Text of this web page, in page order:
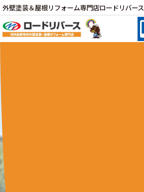
外壁塗装＆屋根リフォーム専門店ロードリバース